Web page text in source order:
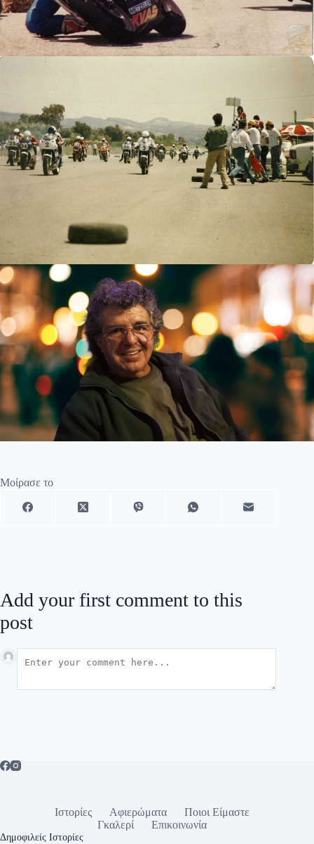
Μοίρασε το
Add your first comment to this
post
Ιστορίες Αφιερώματα
Ποιοι Είμαστε
Γκαλερί
Επικοινωνία
Δημοφιλείς Ιστορίες